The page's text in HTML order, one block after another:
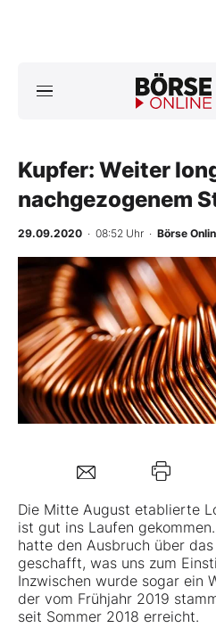
ktuelle Ausgabe
News
Anlageprodukte
Finanz-Check
Abo & Shop
BO-Musterdepots
Experten
Folgen Sie uns
Kontakt
Kupfer: Weiter
nachgezogenem
29.09.2020 · 08:52 Uhr · Börse
Die Mitte August etablierte
ist gut ins Laufen
hatte den Ausbruch über
geschafft, was uns zum
Inzwischen wurde sogar ein
der vom Frühjahr 2019
seit Sommer 2018 erreicht.